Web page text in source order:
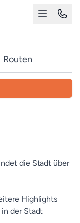
Routen
die Stadt über
Highlights
der Stadt